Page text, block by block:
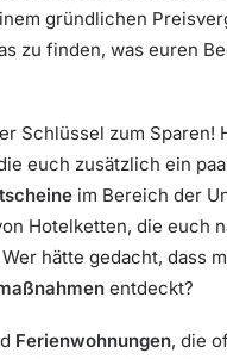
gründlichen
zu finden, was euren
Schlüssel zum
euch zusätzlich ein
im Bereich der
Hotelketten, die euch
hätte gedacht, dass
entdeckt?
Ferienwohnungen, die